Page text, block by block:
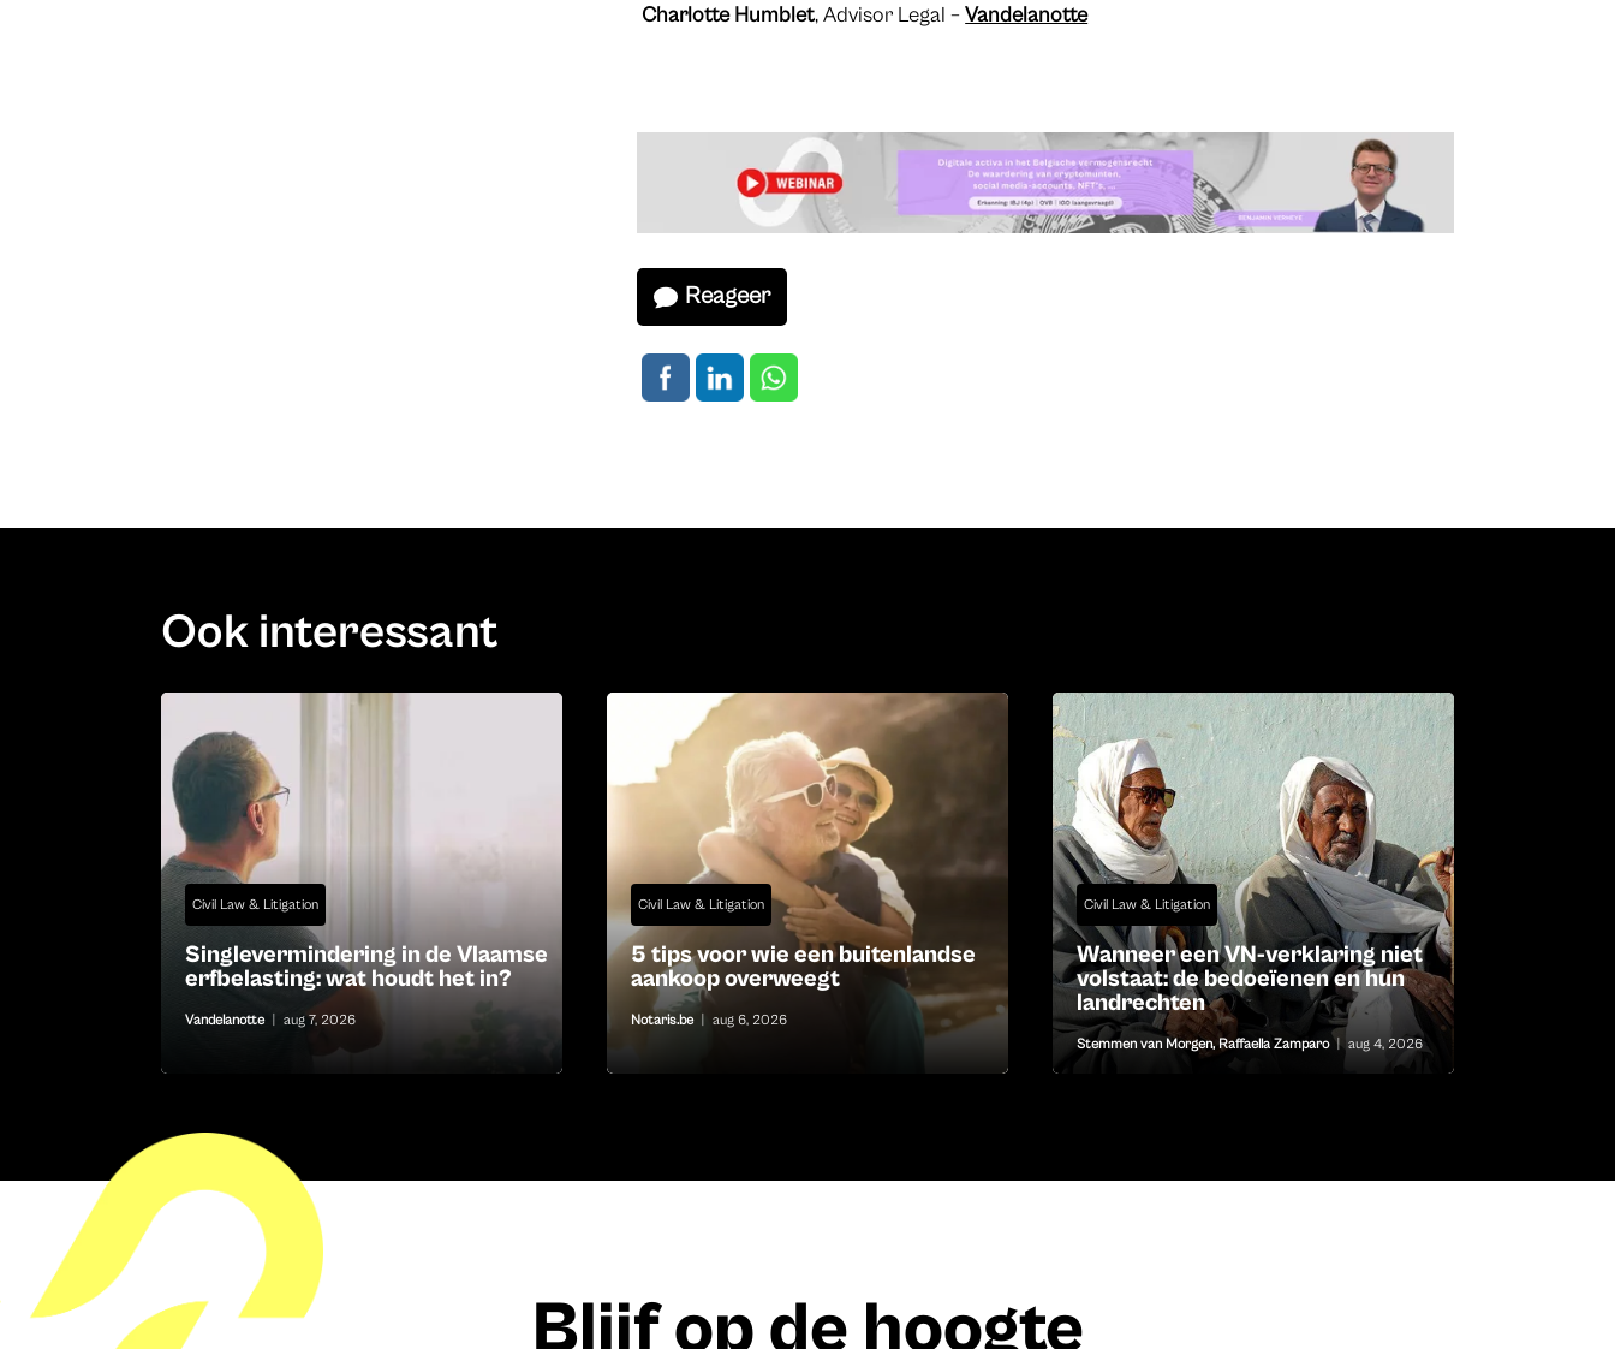
Charlotte Humblet, Advisor Legal –Vandelanotte
Reageer
Ook interessant
Civil Law & Litigation
Singlevermindering in de Vlaamse
erfbelasting: wat houdt het in?
Vandelanotte aug 7, 2026
Civil Law & Litigation
5 tips voor wie een buitenlandse
aankoop overweegt
Notaris.be aug 6, 2026
Civil Law & Litigation
Wanneer een VN-verklaring niet
volstaat: de bedoeïenen en hun
landrechten
Stemmen van Morgen,Raffaella Zamparo | aug 4, 2026
Blijf op de hoogte